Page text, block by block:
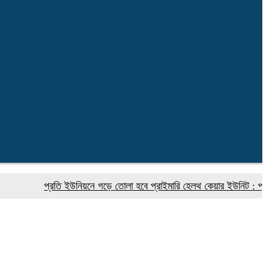
প্রতি ইউনিয়নে গড়ে তোলা হবে প্রাইমারি হেলথ কেয়ার ইউনিট :